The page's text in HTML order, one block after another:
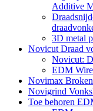
Additive
3D metal
Novicut Draad
Novicut:
EDM
Novimax
Novigrind
Toe behoren